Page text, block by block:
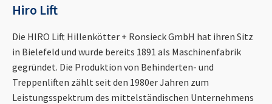
Hiro Lift
Die HIRO Lift Hillenkötter + Ronsieck GmbH hat ihren Sitz
in Bielefeld und wurde bereits 1891 als Maschinenfabrik
gegründet. Die Produktion von Behinderten- und
Treppenliften zählt seit den 1980er Jahren zum
Leistungsspektrum des mittelständischen Unternehmens